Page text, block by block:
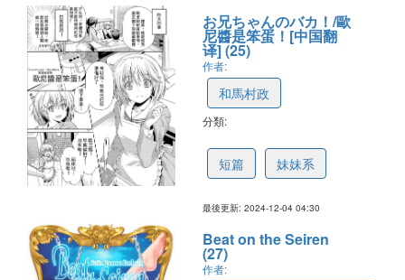
お兄ちゃんのバカ！/歐
尼醬是笨蛋！[中国翻
译] (25)
作者:
和馬村政
分類:
短篇 妹妹系
最後更新: 2024-12-04 04:30
Beat on the Seiren
(27)
作者: